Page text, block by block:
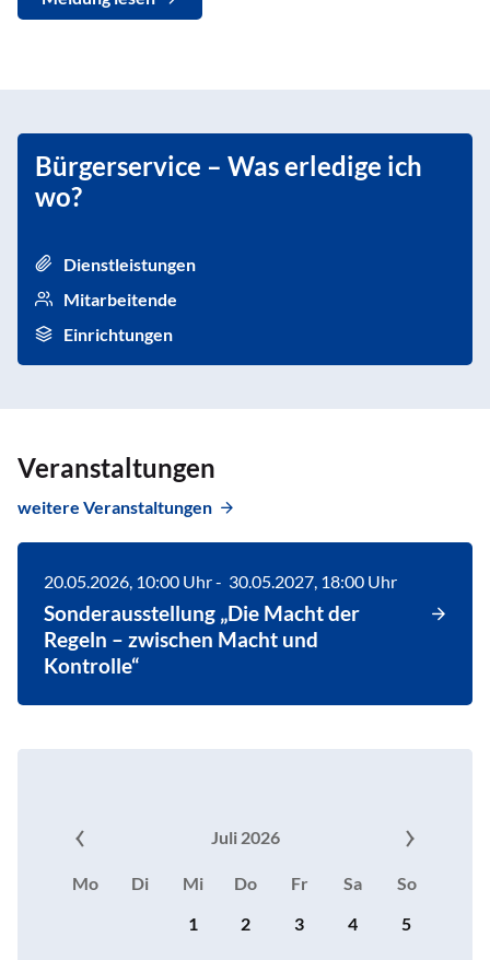
Bürgerservice – Was erledige ich
wo?
Dienstleistungen
Mitarbeitende
Einrichtungen
Veranstaltungen
weitere Veranstaltungen
20.05.2026, 10:00 Uhr- 30.05.2027, 18:00 Uhr
Sonderausstellung „Die Macht der
Regeln – zwischen Macht und
Kontrolle“
Juli 2026
Mo Di Mi Do Fr Sa
So
1
2 3 4 5